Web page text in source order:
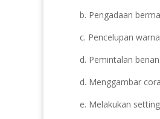
b. Pengadaan
c. Pencelupan
d. Pemintalan
d. Menggambar
e. Melakukan